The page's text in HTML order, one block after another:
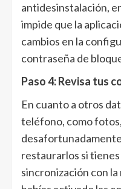
antidesinstalación,
impide que la
cambios en la
contraseña de
Paso 4: Revisa tus
En cuanto a otros
teléfono, como
restaurarlos si
sincronización con